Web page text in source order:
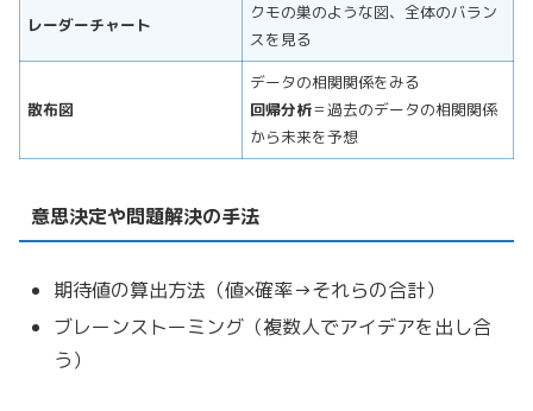
レーダーチャート
クモの巣のような図、全体のバラン
スを見る
散布図
データの相関関係をみる
回帰分析＝過去のデータの相関関係
から未来を予想
意思決定や問題解決の手法
期待値の算出方法（値×確率→それらの合計）
ブレーンストーミング（複数人でアイデアを出し合
う）